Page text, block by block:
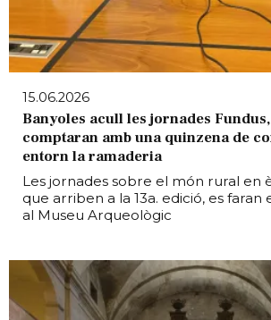
15.06.2026
Banyoles acull les jornades
comptaran amb una quinzena de
entorn la ramaderia
Les jornades sobre el món rural en
que arriben a la 13a. edició, es faran
al Museu Arqueològic